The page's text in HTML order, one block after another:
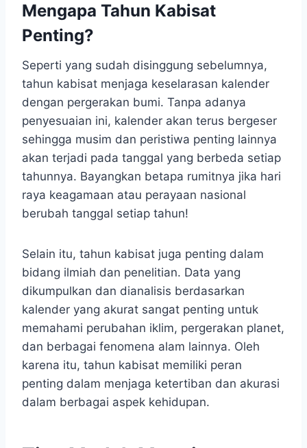
Mengapa Tahun Kabisat
Penting?
Seperti yang sudah disinggung sebelumnya,
tahun kabisat menjaga keselarasan kalender
dengan pergerakan bumi. Tanpa adanya
penyesuaian ini, kalender akan terus bergeser
sehingga musim dan peristiwa penting lainnya
akan terjadi pada tanggal yang berbeda setiap
tahunnya. Bayangkan betapa rumitnya jika hari
raya keagamaan atau perayaan nasional
berubah tanggal setiap tahun!
Selain itu, tahun kabisat juga penting dalam
bidang ilmiah dan penelitian. Data yang
dikumpulkan dan dianalisis berdasarkan
kalender yang akurat sangat penting untuk
memahami perubahan iklim, pergerakan planet,
dan berbagai fenomena alam lainnya. Oleh
karena itu, tahun kabisat memiliki peran
penting dalam menjaga ketertiban dan akurasi
dalam berbagai aspek kehidupan.